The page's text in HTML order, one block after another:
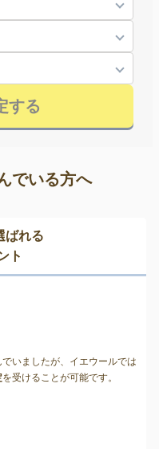
する
でいる方へ
ばれる
ト
いましたが、イエウールでは
を受けることが可能です。